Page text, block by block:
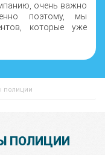
очень важно
поэтому, мы
которые уже
полиции
ПОЛИЦИИ